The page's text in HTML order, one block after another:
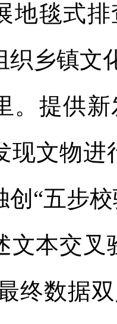
地毯式
织乡镇文
。提供
现文物进
创“五步
文本交
终数据